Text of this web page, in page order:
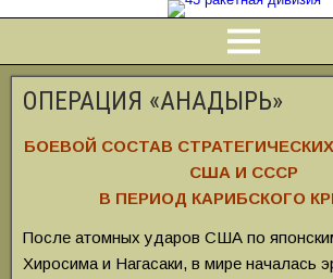
ОПЕРАЦИЯ «АНАДЫРЬ»
БОЕВОЙ СОСТАВ
США И СССР
В ПЕРИОД КАРИБСКОГО
После атомных ударов США по
Хиросима и Нагасаки, в мире началась